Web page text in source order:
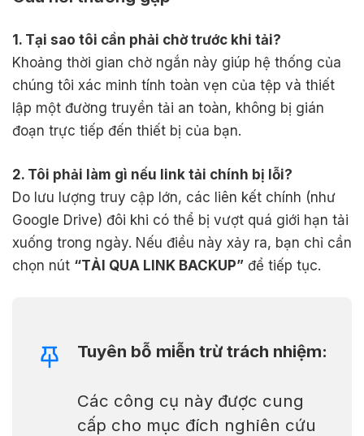
1. Tại sao tôi cần phải chờ trước khi tải?
Khoảng thời gian chờ ngắn này giúp hệ thống của
chúng tôi xác minh tính toàn vẹn của tệp và thiết
lập một đường truyền tải an toàn, không bị gián
đoạn trực tiếp đến thiết bị của bạn.
2. Tôi phải làm gì nếu link tải chính bị lỗi?
Do lưu lượng truy cập lớn, các liên kết chính (như
Google Drive) đôi khi có thể bị vượt quá giới hạn tải
xuống trong ngày. Nếu điều này xảy ra, bạn chỉ cần
chọn nút “TẢI QUA LINK BACKUP” để tiếp tục.
Tuyên bỗ miễn trừ trách nhiệm:
Các công cụ này được cung
cấp cho mục đích nghiên cứu